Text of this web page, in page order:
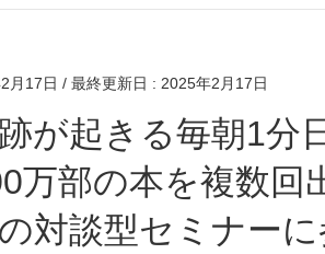
月17日 / 最終更新日 : 2025年2月17日
万部の本を複数回
対談型セミナーに